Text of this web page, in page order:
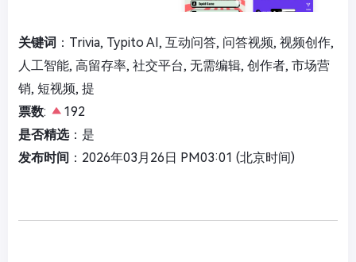
关键词 ：Trivia, Typito AI, 互动问答, 问答视频, 视频创作,
人工智能, 高留存率, 社交平台, 无需编辑, 创作者, 市场营
销, 短视频, 提
票数:
192
是否精选：是
发布时间 ：2026年03月26日 PM03:01 (北京时间)